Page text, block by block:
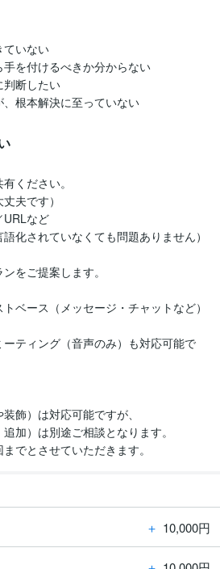
ていない
手を付けるべきか分からない
判断したい
ください。
夫です）
URLなど
化されていなくても問題ありません）
をご提案します。
ベース（メッセージ・チャットなど）
ティング（音声のみ）も対応可能で
飾）は対応可能ですが、
加）は別途ご相談となります。
でとさせていただきます。
＋ 10,000円